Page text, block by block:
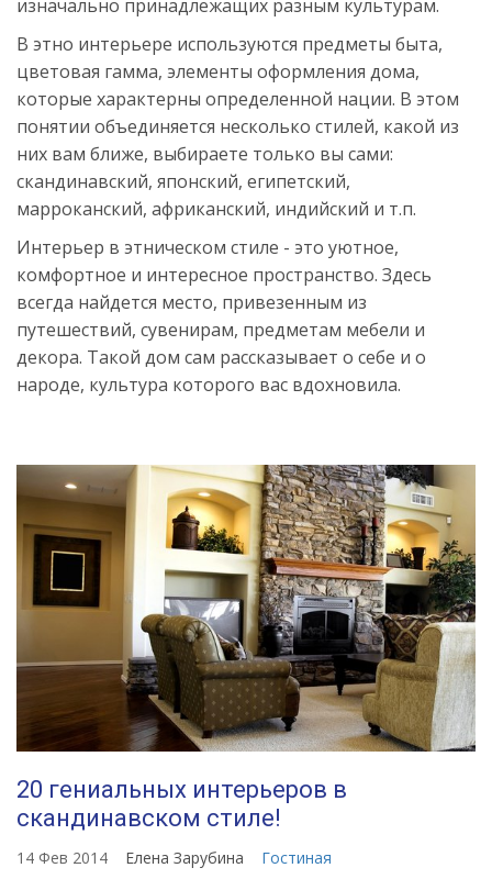
изначально принадлежащих разным культурам.
В этно интерьере используются предметы быта,
цветовая гамма, элементы оформления дома,
которые характерны определенной нации. В этом
понятии объединяется несколько стилей, какой из
них вам ближе, выбираете только вы сами:
скандинавский, японский, египетский,
марроканский, африканский, индийский и т.п.
Интерьер в этническом стиле - это уютное,
комфортное и интересное пространство. Здесь
всегда найдется место, привезенным из
путешествий, сувенирам, предметам мебели и
декора. Такой дом сам рассказывает о себе и о
народе, культура которого вас вдохновила.
Источник: https://womanadvice.ru/etno-
interere-
vse-
oformleniya-
dizayna
20 гениальных интерьеров в
скандинавском стиле!
14 Фев 2014 Елена Зарубина Гостиная